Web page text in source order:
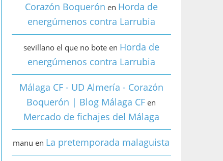
Corazón Boquerón en Horda de
energúmenos contra Larrubia
sevillano el que no boteen Horda de
energúmenos contra Larrubia
Málaga CF - UD Almería - Corazón
Boquerón | Blog Málaga CF en
Mercado de fichajes del Málaga
manu en La pretemporada malaguista